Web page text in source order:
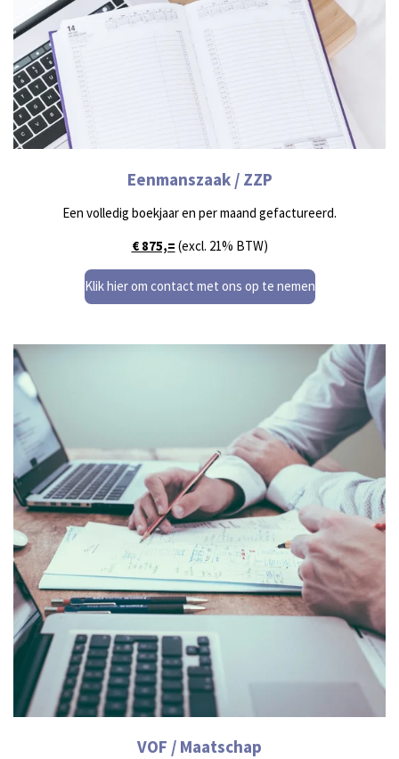
Eenmanszaak / ZZP
Een volledig boekjaar en per maand gefactureerd.
€ 875,= (excl. 21% BTW)
Klik hier om contact met ons op te nemen
VOF / Maatschap